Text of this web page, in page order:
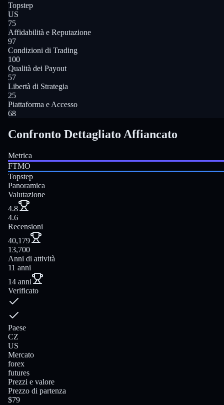
Topstep
US
75
Affidabilità e Reputazione
97
Condizioni di Trading
100
Qualità dei Payout
57
Libertà di Strategia
25
Piattaforma e Accesso
68
Confronto Dettagliato Affiancato
Metrica
FTMO
Topstep
Panoramica
Valutazione
4.8
4.6
Recensioni
40,179
13,700
Anni di attività
11 anni
14 anni
Verificato
Paese
CZ
US
Mercato
forex
futures
Prezzi e valore
Prezzo di partenza
$79